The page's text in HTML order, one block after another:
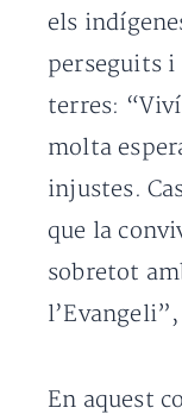
els
perseguits i
terres:
molta
injustes.
que la
sobretot
En aquest